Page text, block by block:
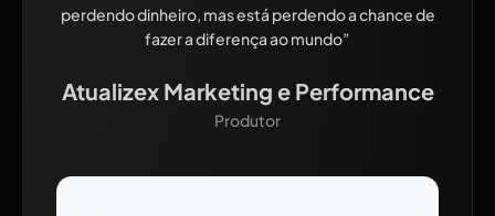
perdendo dinheiro, mas está perdendo a chance de
fazer a diferença ao mundo”
Atualizex Marketing e Performance
Produtor